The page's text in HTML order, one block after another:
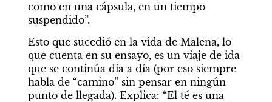
como en una cápsula, en un tiempo
suspendido”.
Esto que sucedió en la vida de Malena, lo
que cuenta en su ensayo, es un viaje de ida
que se continúa día a día (por eso siempre
habla de “camino” sin pensar en ningún
punto de llegada). Explica: “El té es una